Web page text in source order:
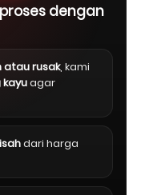
dengan
rusak, kami
agar
dari harga